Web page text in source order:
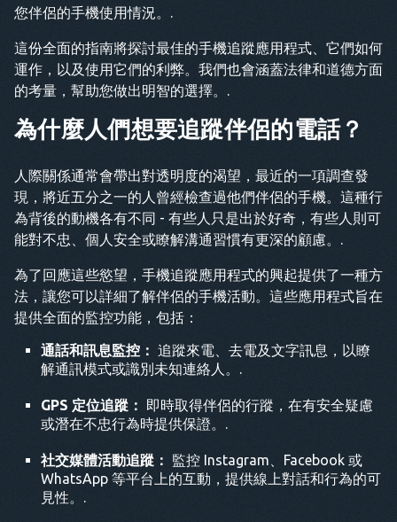
他
您伴侶的手機使用情況。.
這份全面的指南將探討最佳的手機追蹤應用程式、它們如何
運作，以及使用它們的利弊。我們也會涵蓋法律和道德方面
的考量，幫助您做出明智的選擇。.
為什麼人們想要追蹤伴侶的電話？
人際關係通常會帶出對透明度的渴望，最近的一項調查發
現，將近五分之一的人曾經檢查過他們伴侶的手機。這種行
為背後的動機各有不同 - 有些人只是出於好奇，有些人則可
能對不忠、個人安全或瞭解溝通習慣有更深的顧慮。.
為了回應這些慾望，手機追蹤應用程式的興起提供了一種方
法，讓您可以詳細了解伴侶的手機活動。這些應用程式旨在
提供全面的監控功能，包括：
通話和訊息監控： 追蹤來電、去電及文字訊息，以瞭
解通訊模式或識別未知連絡人。.
GPS 定位追蹤：
即時取得伴侶的行蹤，在有安全疑慮
或潛在不忠行為時提供保證。.
社交媒體活動追蹤：
監控 Instagram、Facebook 或
WhatsApp 等平台上的互動，提供線上對話和行為的可
見性。.